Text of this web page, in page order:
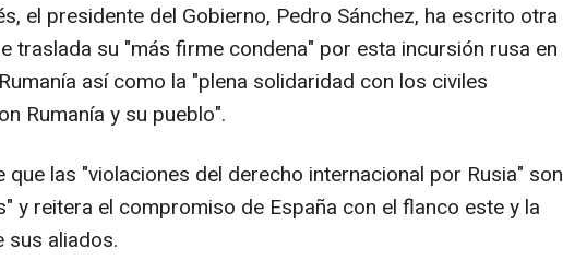
el presidente del Gobierno, Pedro Sánchez, ha escrito otra
traslada su "más firme condena" por esta incursión rusa en
así como la "plena solidaridad con los civiles
Rumanía y su pueblo".
que las "violaciones del derecho internacional por Rusia" son
y reitera el compromiso de España con el flanco este y la
sus aliados.